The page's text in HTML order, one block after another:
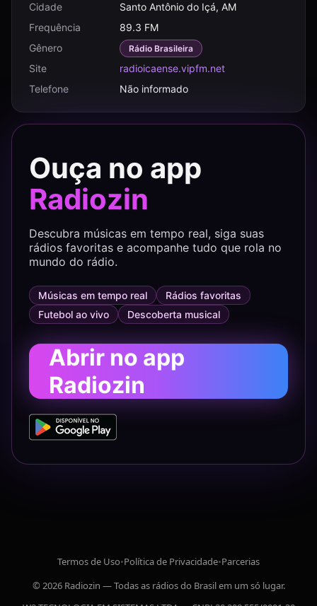
Cidade
Santo Antônio do Içá, AM
Frequência
89.3 FM
Gênero
Rádio Brasileira
Site
radioicaense.vipfm.net
Telefone
Não informado
Ouça no app
Radiozin
Descubra músicas em tempo real, siga suas
rádios favoritas e acompanhe tudo que rola no
mundo do rádio.
Músicas em tempo real
Rádios favoritas
Futebol ao vivo
Descoberta musical
Abrir no app
Radiozin
Termos de Uso•Política de Privacidade•Parcerias
© 2026 Radiozin — Todas as rádios do Brasil em um só lugar.